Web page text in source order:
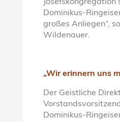
Josefskongregation
Dominikus-
großes Anliegen“,
Wildenauer.
„Wir erinnern uns
Der Geistliche
Dominikus-